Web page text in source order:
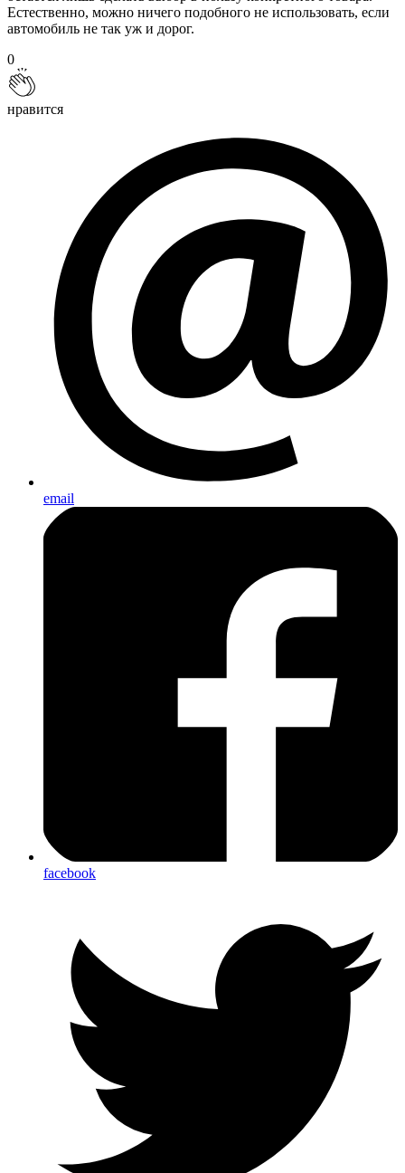
Естественно, можно ничего подобного не использовать, если
автомобиль не так уж и дорог.
0
нравится
email
facebook